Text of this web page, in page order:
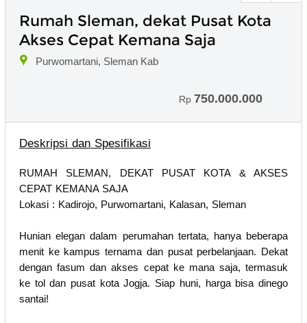
Rumah Sleman, dekat Pusat Kota
Akses Cepat Kemana Saja
Purwomartani, Sleman Kab
Rp 750.000.000
Deskripsi dan Spesifikasi
RUMAH SLEMAN, DEKAT PUSAT KOTA & AKSES
CEPAT KEMANA SAJA
Lokasi : Kadirojo, Purwomartani, Kalasan, Sleman
Hunian elegan dalam perumahan tertata, hanya beberapa
menit ke kampus ternama dan pusat perbelanjaan. Dekat
dengan fasum dan akses cepat ke mana saja, termasuk
ke tol dan pusat kota Jogja. Siap huni, harga bisa dinego
santai!